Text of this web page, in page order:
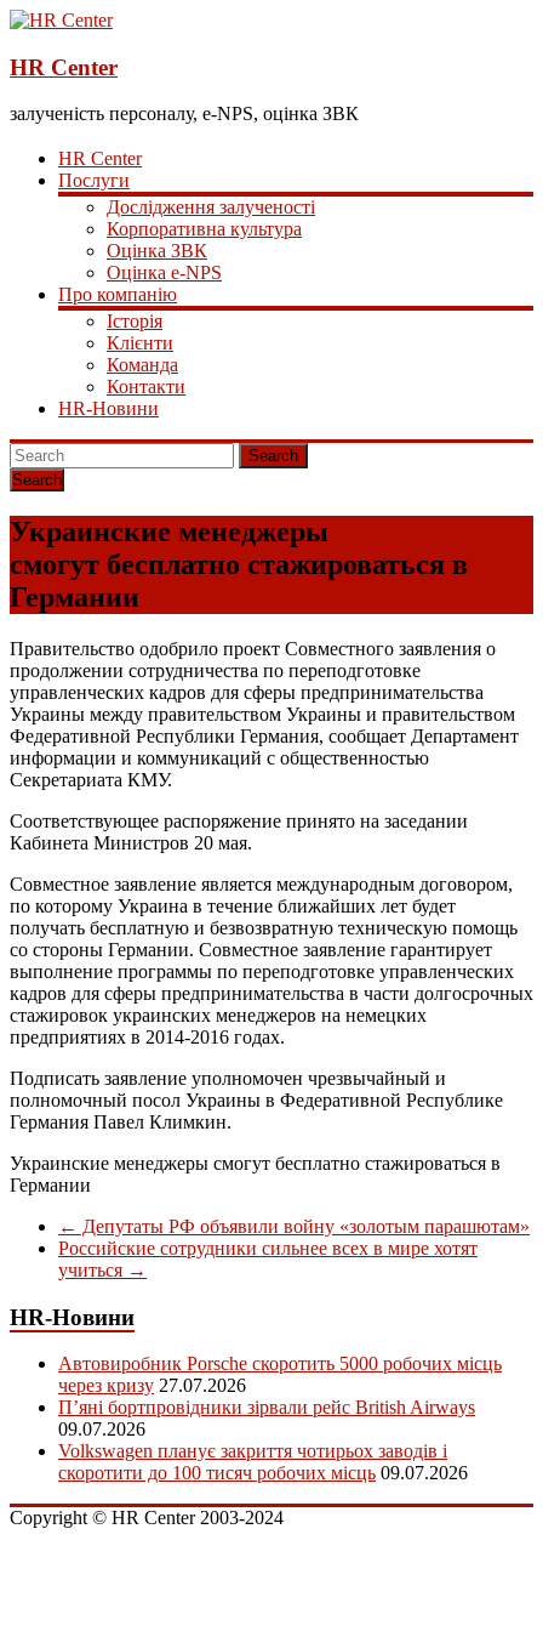
HR Center
залученість персоналу, e-NPS, оцінка ЗВК
HR Center
Послуги
Дослідження залученості
Корпоративна культура
Оцінка ЗВК
Оцінка e-NPS
Про компанію
Історія
Клієнти
Команда
Контакти
HR-Новини
Search
Украинские менеджеры
смогут бесплатно стажироваться в
Германии
Правительство одобрило проект Совместного заявления о
продолжении сотрудничества по переподготовке
управленческих кадров для сферы предпринимательства
Украины между правительством Украины и правительством
Федеративной Республики Германия, сообщает Департамент
информации и коммуникаций с общественностью
Секретариата КМУ.
Соответствующее распоряжение принято на заседании
Кабинета Министров 20 мая.
Совместное заявление является международным договором,
по которому Украина в течение ближайших лет будет
получать бесплатную и безвозвратную техническую помощь
со стороны Германии. Совместное заявление гарантирует
выполнение программы по переподготовке управленческих
кадров для сферы предпринимательства в части долгосрочных
стажировок украинских менеджеров на немецких
предприятиях в 2014-2016 годах.
Подписать заявление уполномочен чрезвычайный и
полномочный посол Украины в Федеративной Республике
Германия Павел Климкин.
Украинские менеджеры смогут бесплатно стажироваться в
Германии
← Депутаты РФ объявили войну «золотым парашютам»
Российские сотрудники сильнее всех в мире хотят
учиться →
HR-Новини
Автовиробник Porsche скоротить 5000 робочих місць
через кризу 27.07.2026
П’яні бортпровідники зірвали рейс British Airways
09.07.2026
Volkswagen планує закриття чотирьох заводів і
скоротити до 100 тисяч робочих місць 09.07.2026
Copyright © HR Center 2003-2024